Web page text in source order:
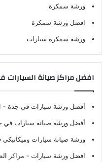
ورشة سمكرة
افضل ورشة سمكرة
ورشة سمكرة سيارات
افضل مراكز صيانة
أفضل ورشة سيارات في جدة -
أفضل ورشة صيانة سيارات في
ورشة صيانة سيارات
افضل ورشة سيارات - مراكز